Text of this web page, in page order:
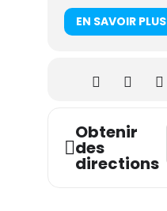
EN SAVOIR PLUS
Obtenir
des
directions